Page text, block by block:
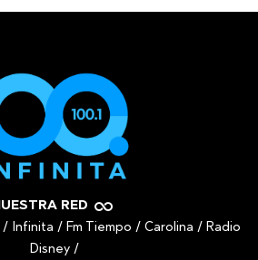
RED
/ Infinita / Fm Tiempo / Carolina / Radio
Disney /